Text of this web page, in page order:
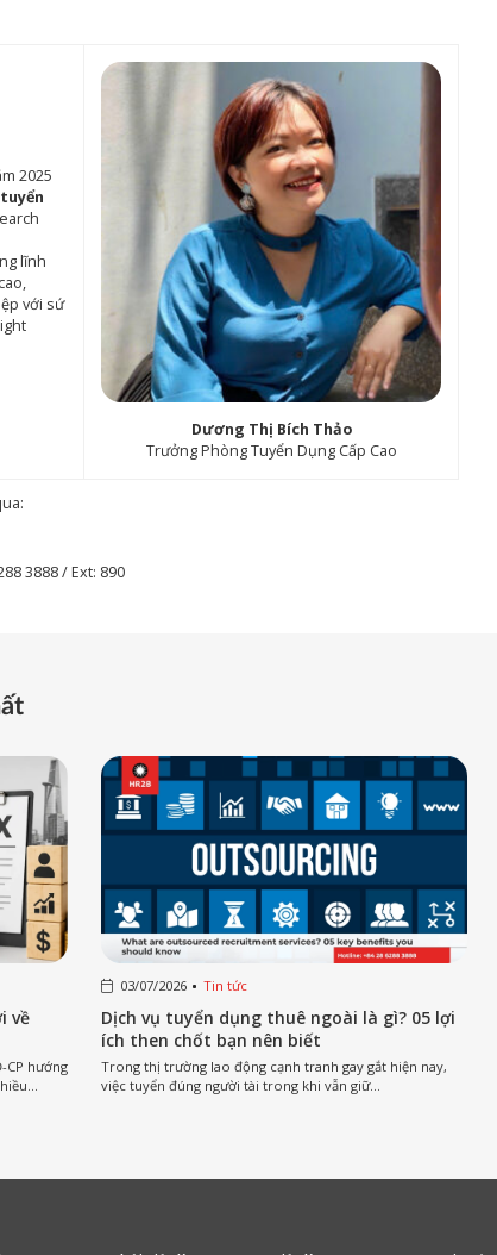
2025
lĩnh
với sứ
Dương Thị Bích Thảo
Trưởng Phòng Tuyển Dụng Cấp Cao
3888 / Ext: 890
về
CP hướng
03/07/2026 Tin tức
Dịch vụ tuyển dụng thuê ngoài là gì? 05 lợi
ích then chốt bạn nên biết
Trong thị trường lao động cạnh tranh gay gắt hiện nay,
việc tuyển đúng người tài trong khi vẫn giữ...